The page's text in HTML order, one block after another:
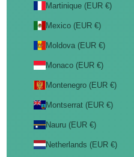
Martinique (EUR €)
Mexico (EUR €)
Moldova (EUR €)
Monaco (EUR €)
Montenegro (EUR €)
Montserrat (EUR €)
Nauru (EUR €)
Netherlands (EUR €)